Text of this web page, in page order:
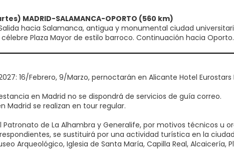
MADRID-SALAMANCA-OPORTO (560 km)
hacia Salamanca, antigua y monumental ciudad
Plaza Mayor de estilo barroco. Continuación hacia
16/Febrero, 9/Marzo, pernoctarán en Alicante Hotel
en Madrid no se dispondrá de servicios de guía correo.
Madrid se realizan en tour regular.
Patronato de La Alhambra y Generalife, por motivos técnicos u
se sustituirá por una actividad turística en la
Arqueológico, Iglesia de Santa María, Capilla Real, Alcaicería,